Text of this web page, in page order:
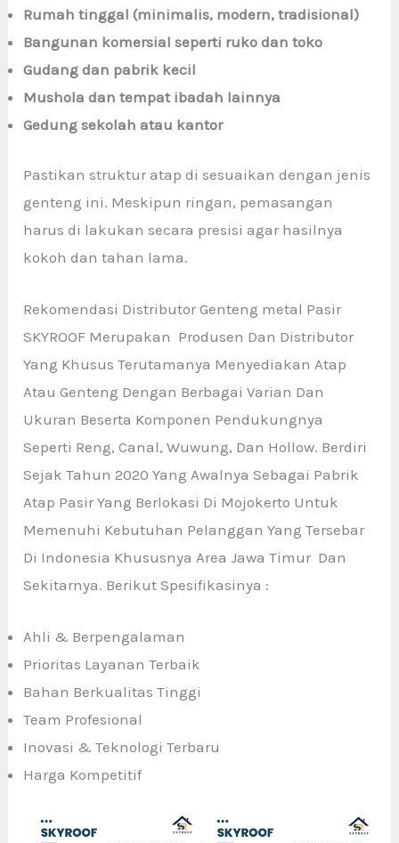
Rumah tinggal (minimalis, modern, tradisional)
Bangunan komersial seperti ruko dan toko
Gudang dan pabrik kecil
Mushola dan tempat ibadah lainnya
Gedung sekolah atau kantor
Pastikan struktur atap di sesuaikan dengan jenis
genteng ini. Meskipun ringan, pemasangan
harus di lakukan secara presisi agar hasilnya
kokoh dan tahan lama.
Rekomendasi Distributor Genteng metal Pasir
SKYROOF Merupakan Produsen Dan Distributor
Yang Khusus Terutamanya Menyediakan Atap
Atau Genteng Dengan Berbagai Varian Dan
Ukuran Beserta Komponen Pendukungnya
Seperti Reng, Canal, Wuwung, Dan Hollow. Berdiri
Sejak Tahun 2020 Yang Awalnya Sebagai Pabrik
Atap Pasir Yang Berlokasi Di Mojokerto Untuk
Memenuhi Kebutuhan Pelanggan Yang Tersebar
Di Indonesia Khususnya Area Jawa Timur Dan
Sekitarnya. Berikut Spesifikasinya :
Ahli & Berpengalaman
Prioritas Layanan Terbaik
Bahan Berkualitas Tinggi
Team Profesional
Inovasi & Teknologi Terbaru
Harga Kompetitif